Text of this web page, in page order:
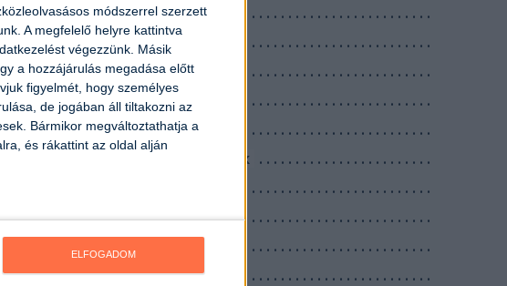
módszerrel szerzett
A megfelelő helyre kattintva
végezzünk. Másik
a hozzájárulás megadása előtt
figyelmét, hogy személyes
de jogában áll tiltakozni az
Bármikor megváltoztathatja a
és rákattint az oldal alján
ELFOGADOM
Levesek
Nagyi receptek
Reggelik
Saláták
Savanyúságok
Szószok, mártások
Tésztás ételek
Tojásos ételek
Vacsorák